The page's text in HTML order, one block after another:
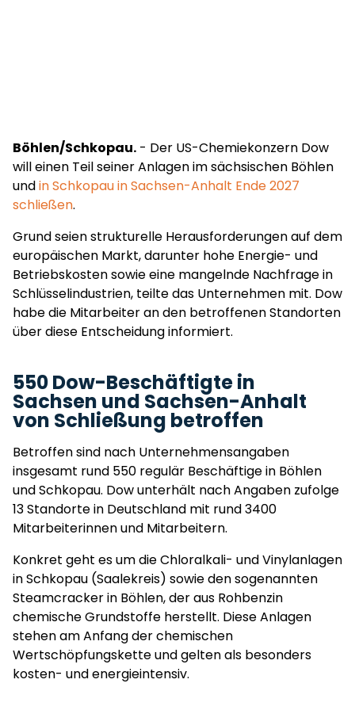
Böhlen/Schkopau. - Der US-Chemiekonzern Dow
will einen Teil seiner Anlagen im sächsischen Böhlen
undin Schkopau in Sachsen-Anhalt Ende 2027
schließen.
Grund seien strukturelle Herausforderungen auf dem
europäischen Markt, darunter hohe Energie- und
Betriebskosten sowie eine mangelnde Nachfrage in
Schlüsselindustrien, teilte das Unternehmen mit. Dow
habe die Mitarbeiter an den betroffenen Standorten
über diese Entscheidung informiert.
550 Dow-Beschäftigte in
Sachsen und Sachsen-Anhalt
von Schließung betroffen
Betroffen sind nach Unternehmensangaben
insgesamt rund 550 regulär Beschäftige in Böhlen
und Schkopau. Dow unterhält nach Angaben zufolge
13 Standorte in Deutschland mit rund 3400
Mitarbeiterinnen und Mitarbeitern.
Konkret geht es um die Chloralkali- und Vinylanlagen
in Schkopau (Saalekreis) sowie den sogenannten
Steamcracker in Böhlen, der aus Rohbenzin
chemische Grundstoffe herstellt. Diese Anlagen
stehen am Anfang der chemischen
Wertschöpfungskette und gelten als besonders
kosten- und energieintensiv.